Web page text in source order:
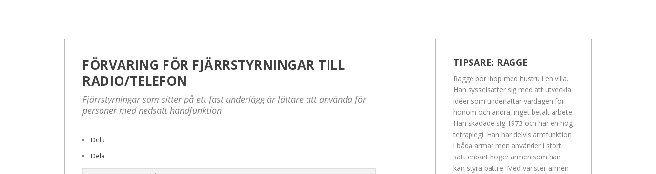
FÖRVARING FÖR FJÄRRSTYRNINGAR TILL
RADIO/TELEFON
Fjärrstyrningar som sitter på ett fast underlägg är lättare att använda för
personer med nedsatt handfunktion
Dela
Dela
TIPSARE: RAGGE
Ragge bor ihop med hustru i en villa.
Han sysselsätter sig med att utveckla
idéer som underlättar vardagen för
honom och andra, inget betalt arbete.
Han skadade sig 1973 och har en hög
tetraplegi. Han har delvis armfunktion
i båda armar men använder i stort
sätt enbart höger armen som han
kan styra bättre. Med vänster armen